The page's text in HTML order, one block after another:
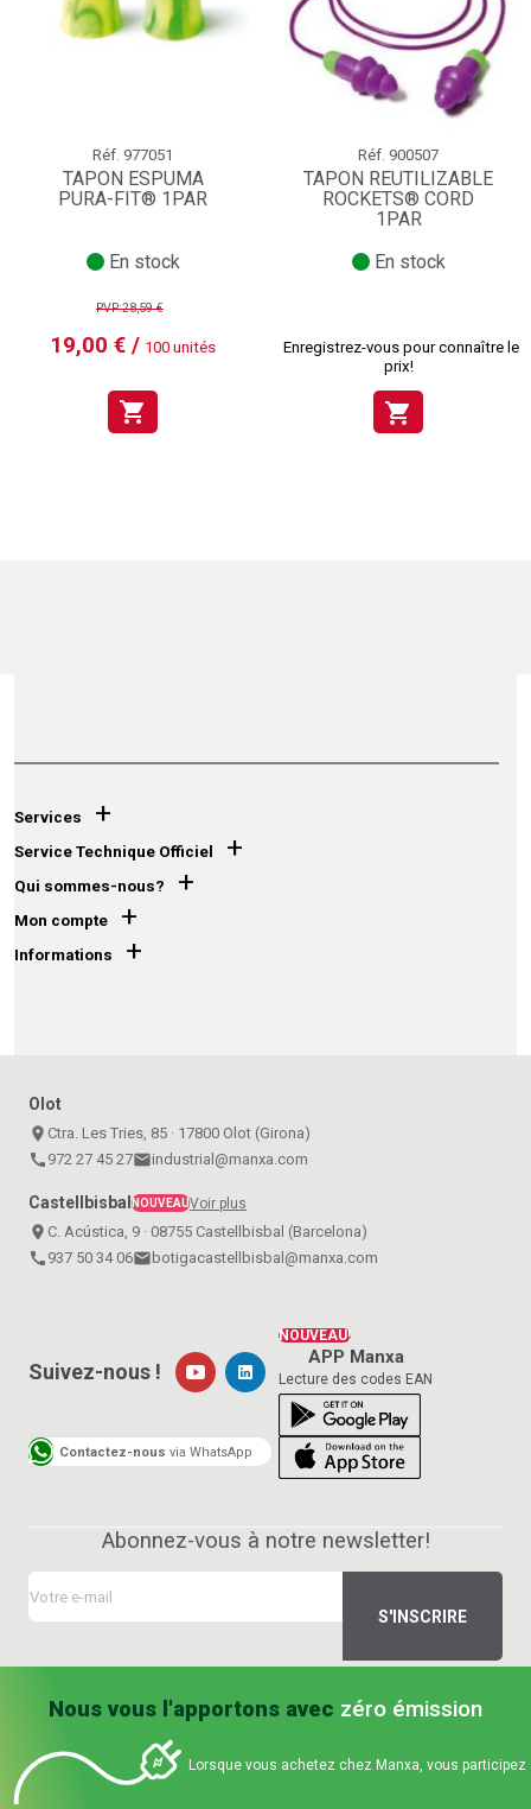
Réf. 977051
TAPON ESPUMA
PURA-FIT® 1PAR
En stock
PVP:28,59 €
19,00 € / 100 unités
shopping_cart
Réf. 900507
TAPON REUTILIZABLE
ROCKETS® CORD
1PAR
En stock
Enregistrez-vous pour connaître le
prix!
shopping_cart
Services +
Service Technique Officiel +
Qui sommes-nous? +
Mon compte +
Informations +
Olot
place Ctra. Les Tries, 85 · 17800 Olot (Girona)
call 972 27 45 27emailindustrial@manxa.com
Castellbisbal NOUVEAUVoir plus
place C. Acústica, 9 · 08755 Castellbisbal (Barcelona)
call 937 50 34 06email botigacastellbisbal@manxa.com
NOUVEAU!
APP Manxa
Lecture des codes EAN
Suivez-nous !
Contactez-nous via WhatsApp
Abonnez-vous à notre newsletter!
Nous vous l'apportons avec zéro émission
Lorsque vous achetez chez Manxa, vous participez